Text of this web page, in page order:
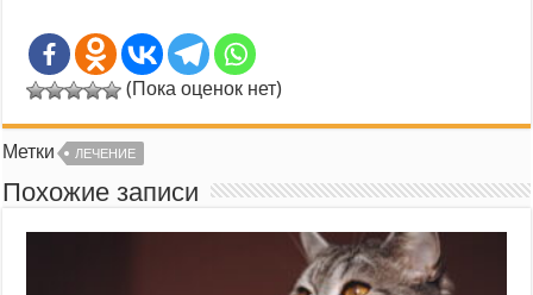
(Пока оценок нет)
Метки ЛЕЧЕНИЕ
Похожие записи